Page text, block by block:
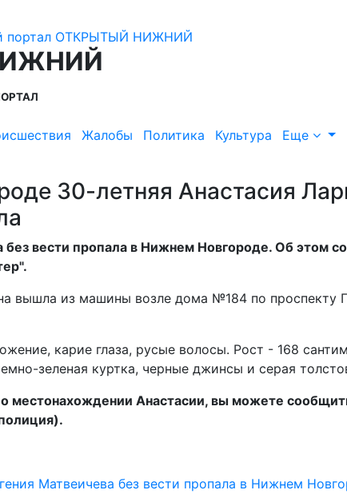
Жалобы Политика Культура Еще
30-летняя Анастасия
без вести пропала в Нижнем Новгороде. Об этом
вышла из машины возле дома №184 по проспекту
карие глаза, русые волосы. Рост - 168
зеленая куртка, черные джинсы и серая
местонахождении Анастасии, вы можете
Матвеичева без вести пропала в Нижнем